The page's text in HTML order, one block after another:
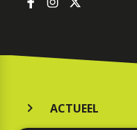
ACTUEEL